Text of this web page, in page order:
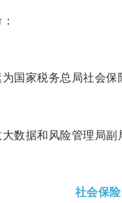
国家税务总局社会保
数据和风险管理局副
社会保